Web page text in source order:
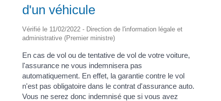
d'un véhicule
Vérifié le 11/02/2022 - Direction de l'information légale et
administrative (Premier ministre)
En cas de vol ou de tentative de vol de votre voiture,
l'assurance ne vous indemnisera pas
automatiquement. En effet, la garantie contre le vol
n'est pas obligatoire dans le contrat d'assurance auto.
Vous ne serez donc indemnisé que si vous avez